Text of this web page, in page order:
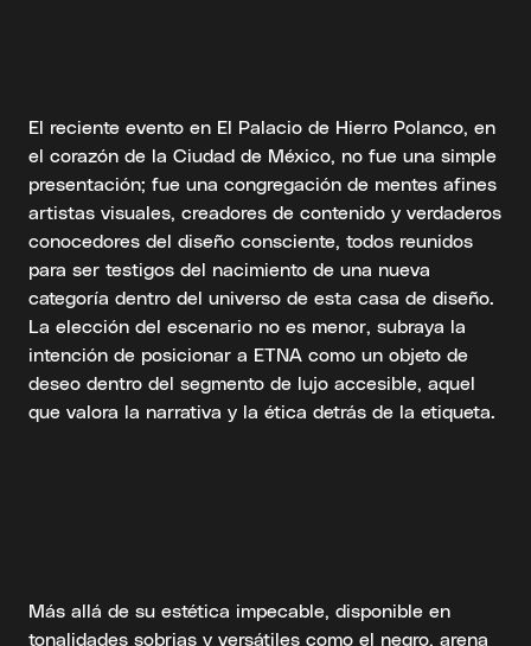
El reciente evento en El Palacio de Hierro Polanco, en
el corazón de la Ciudad de México, no fue una simple
presentación; fue una congregación de mentes afines
artistas visuales, creadores de contenido y verdaderos
conocedores del diseño consciente, todos reunidos
para ser testigos del nacimiento de una nueva
categoría dentro del universo de esta casa de diseño.
La elección del escenario no es menor, subraya la
intención de posicionar a ETNA como un objeto de
deseo dentro del segmento de lujo accesible, aquel
que valora la narrativa y la ética detrás de la etiqueta.
Más allá de su estética impecable, disponible en
tonalidades sobrias y versátiles como el negro, arena